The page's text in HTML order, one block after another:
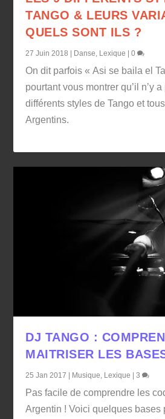
TANGO & LEURS
QUELS SONT ILS ?
27 Juin 2018 Danse, Lexique |0
On dit parfois « Asi se baila el
pourtant vous montrer qu’il n’y
différents styles de Tango et
Argentins.
DJ TANGO :
MAITRISER LES
25 Jan 2017 | Musique, Lexique |3
Pas facile de comprendre les
Argentin ! Voici quelques bases